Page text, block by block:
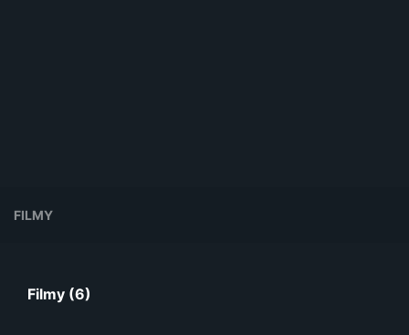
FILMY
Filmy (6)